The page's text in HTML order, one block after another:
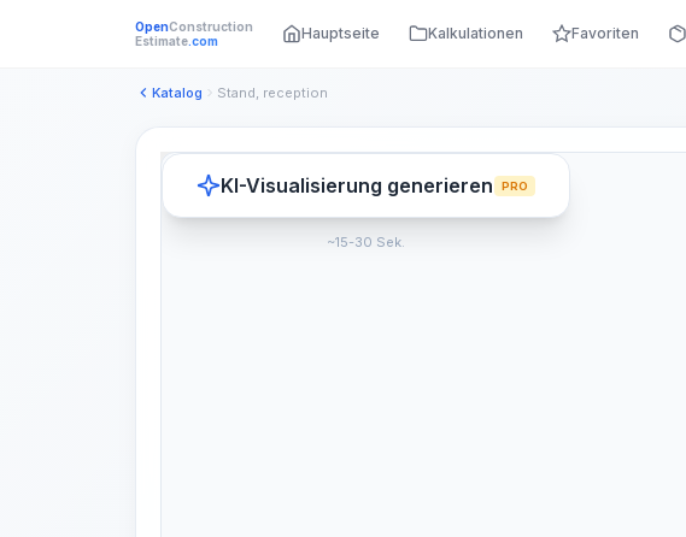
OpenConstruction
Estimate.com Hauptseite Kalkulationen Favoriten
Katalog Stand, reception
KI-Visualisierung generieren PRO
~15-30 Sek.